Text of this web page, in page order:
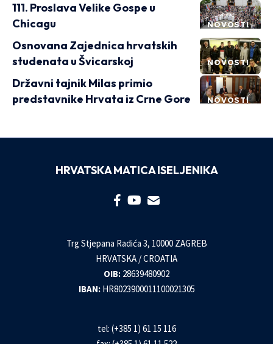
NOVOSTI
111. Proslava Velike Gospe u
Chicagu
NOVOSTI
Osnovana Zajednica hrvatskih
studenata u Švicarskoj
NOVOSTI
Državni tajnik Milas primio
predstavnike Hrvata iz Crne Gore
HRVATSKA MATICA ISELJENIKA
Trg Stjepana Radića 3, 10000 ZAGREB
HRVATSKA / CROATIA
OIB: 28639480902
IBAN: HR8023900011100021305
tel: (+385 1) 61 15 116